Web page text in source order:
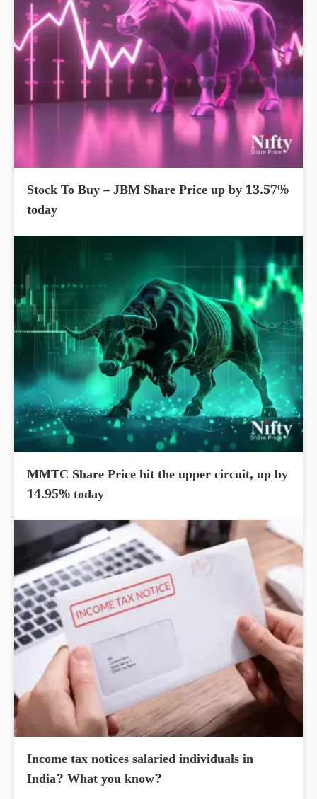
Stock To Buy – JBM Share Price up by 13.57%
today
MMTC Share Price hit the upper circuit, up by
14.95% today
Income tax notices salaried individuals in
India? What you know?